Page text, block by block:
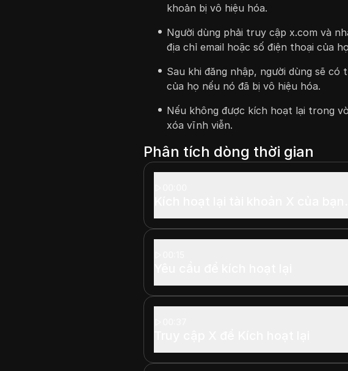
khoản bị vô hiệu hóa.
Người dùng phải truy cập x.com và
địa chỉ email hoặc số điện thoại của
Sau khi đăng nhập, người dùng sẽ
của họ nếu nó đã bị vô hiệu hóa.
Nếu không được kích hoạt lại trong
xóa vĩnh viễn.
Phân tích dòng thời gian